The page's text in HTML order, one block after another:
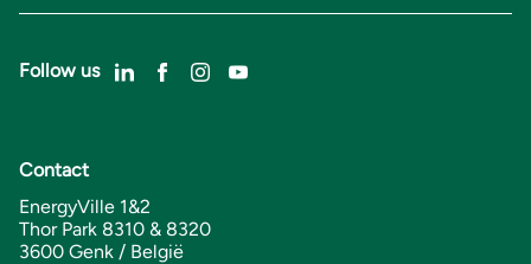
Follow us
Contact
EnergyVille 1&2
Thor Park 8310 & 8320
3600 Genk / België